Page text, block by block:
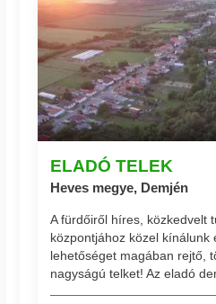
ELADÓ TELEK
Heves megye, Demjén
A fürdőiről híres, közkedvelt
központjához közel kínálunk
lehetőséget magában rejtő,
nagyságú telket! Az eladó